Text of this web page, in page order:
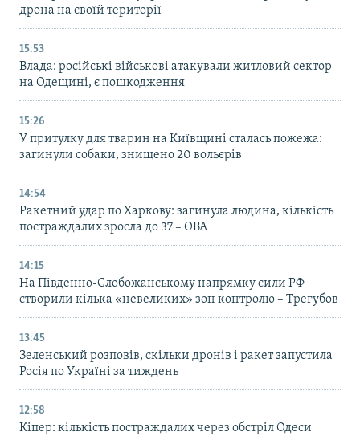
дрона на своїй території
15:53
Влада: російські військові атакували житловий сектор
на Одещині, є пошкодження
15:26
У притулку для тварин на Київщині сталась пожежа:
загинули собаки, знищено 20 вольєрів
14:54
Ракетний удар по Харкову: загинула людина, кількість
постраждалих зросла до 37 – ОВА
14:15
На Південно-Слобожанському напрямку сили РФ
створили кілька «невеликих» зон контролю – Трегубов
13:45
Зеленський розповів, скільки дронів і ракет запустила
Росія по Україні за тиждень
12:58
Кіпер: кількість постраждалих через обстріл Одеси